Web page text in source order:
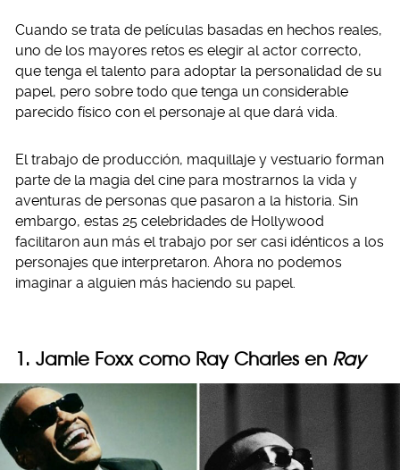
Cuando se trata de películas basadas en hechos reales,
uno de los mayores retos es elegir al actor correcto,
que tenga el talento para adoptar la personalidad de su
papel, pero sobre todo que tenga un considerable
parecido físico con el personaje al que dará vida.
El trabajo de producción, maquillaje y vestuario forman
parte de la magia del cine para mostrarnos la vida y
aventuras de personas que pasaron a la historia. Sin
embargo, estas 25 celebridades de Hollywood
facilitaron aun más el trabajo por ser casi idénticos a los
personajes que interpretaron. Ahora no podemos
imaginar a alguien más haciendo su papel.
1. Jamie Foxx como Ray Charles en Ray